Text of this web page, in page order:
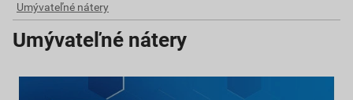
Umývateľné nátery
Umývateľné nátery